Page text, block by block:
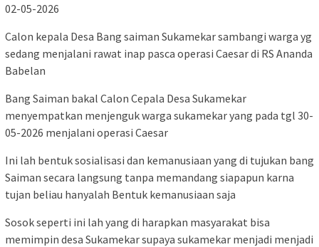
02-05-2026
Calon kepala Desa Bang saiman Sukamekar sambangi warga yg
sedang menjalani rawat inap pasca operasi Caesar di RS Ananda
Babelan
Bang Saiman bakal Calon Cepala Desa Sukamekar
menyempatkan menjenguk warga sukamekar yang pada tgl 30-
05-2026 menjalani operasi Caesar
Ini lah bentuk sosialisasi dan kemanusiaan yang di tujukan bang
Saiman secara langsung tanpa memandang siapapun karna
tujan beliau hanyalah Bentuk kemanusiaan saja
Sosok seperti ini lah yang di harapkan masyarakat bisa
memimpin desa Sukamekar supaya sukamekar menjadi menjadi